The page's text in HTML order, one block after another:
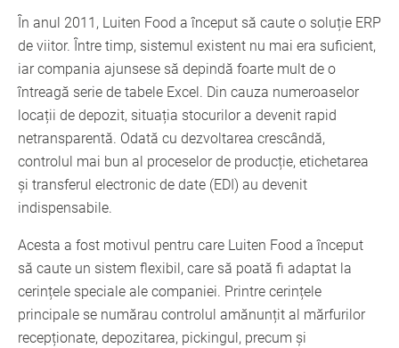
În anul 2011, Luiten Food a început să caute o soluție ERP
de viitor. Între timp, sistemul existent nu mai era suficient,
iar compania ajunsese să depindă foarte mult de o
întreagă serie de tabele Excel. Din cauza numeroaselor
locații de depozit, situația stocurilor a devenit rapid
netransparentă. Odată cu dezvoltarea crescândă,
controlul mai bun al proceselor de producție, etichetarea
și transferul electronic de date (EDI) au devenit
indispensabile.
Acesta a fost motivul pentru care Luiten Food a început
să caute un sistem flexibil, care să poată fi adaptat la
cerințele speciale ale companiei. Printre cerințele
principale se numărau controlul amănunțit al mărfurilor
recepționate, depozitarea, pickingul, precum și